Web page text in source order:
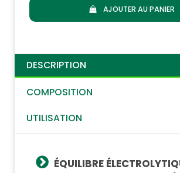
AJOUTER AU PANIER
DESCRIPTION
COMPOSITION
UTILISATION
ÉQUILIBRE